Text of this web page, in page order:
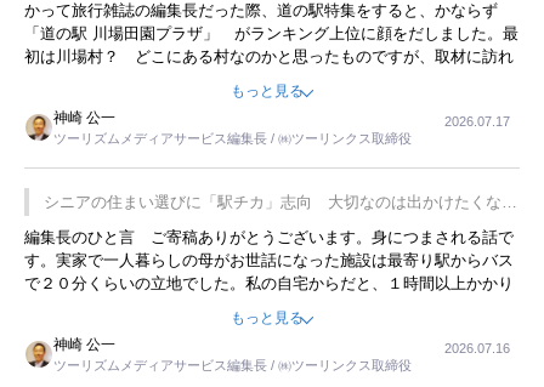
かって旅行雑誌の編集長だった際、道の駅特集をすると、かならず
「道の駅 川場田園プラザ」 がランキング上位に顔をだしました。最
初は川場村？ どこにある村なのかと思ったものですが、取材に訪れ
永井 彰一社長にインタビューしたら、興味深い話が次々が飛び出しま
した。プレゼンも巧みで、今でも思い出すことが２つあります。一つ
は、従業員に東京ディズニーランドを見学させ、サービス業、接客業
の何かを理解してもらっていることです。 もう一つは1800円もする
プレミアムヨーグルトを販売するにあたり、社内に懸念もあったそう
です。永井社長は、駐車場に都内ナンバーの高級外車が停まっている
ことに目をつけ、高級商品でも売れると確信したそうです。今回の記
事を懐かしく読みました。
もっと見る
神崎 公一
ツーリズムメディアサービス編集長 / ㈱ツーリンクス取締役
2026.07.17
シニアの住まい選びに「駅チカ」志向 大切なのは出かけたくなる
暮らし
編集長のひと言 ご寄稿ありがとうございます。身につまされる話で
す。実家で一人暮らしの母がお世話になった施設は最寄り駅からバス
で２０分くらいの立地でした。私の自宅からだと、１時間以上かかり
ました。母の住まいから近いという理由で、その施設を選択したので
すが、私と妹にとっては、半日仕事ででした。シニアの住まい選び
は、当人だけではなく、世話をする家族の足の便も考えない外池ない
と思いました。
もっと見る
神崎 公一
ツーリズムメディアサービス編集長 / ㈱ツーリンクス取締役
2026.07.16